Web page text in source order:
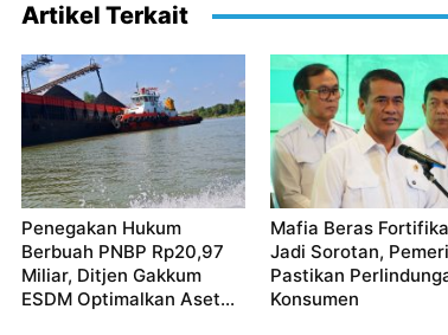
Artikel Terkait
Penegakan Hukum
Berbuah PNBP Rp20,97
Miliar, Ditjen Gakkum
ESDM Optimalkan Aset...
Mafia Beras
Jadi Sorotan,
Pastikan
Konsumen